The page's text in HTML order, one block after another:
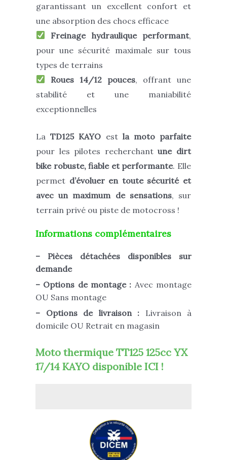
garantissant un excellent confort et
une absorption des chocs efficace
Freinage hydraulique performant,
pour une sécurité maximale sur tous
types de terrains
Roues 14/12 pouces, offrant une
stabilité et une maniabilité
exceptionnelles
LaTD125 KAYO est la moto parfaite
pour les pilotes recherchantune dirt
bike robuste, fiable et performante. Elle
permet d’évoluer en toute sécurité et
avec un maximum de sensations, sur
terrain privé ou piste de motocross !
Informations complémentaires
– Pièces détachées disponibles sur
demande
– Options de montage : Avec montage
OU Sans montage
– Options de livraison : Livraison à
domicile OU Retrait en magasin
Moto thermique TT125 125cc YX
17/14 KAYO disponible ICI !